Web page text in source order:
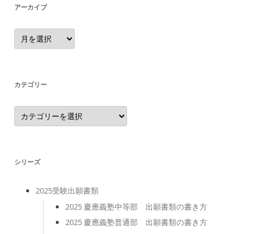
アーカイブ
ア
ー
カ
カテゴリー
カ
テ
ゴ
シリーズ
2025受験出願書類
2025 慶應義塾中等部 出願書類の書き方
2025 慶應義塾普通部 出願書類の書き方